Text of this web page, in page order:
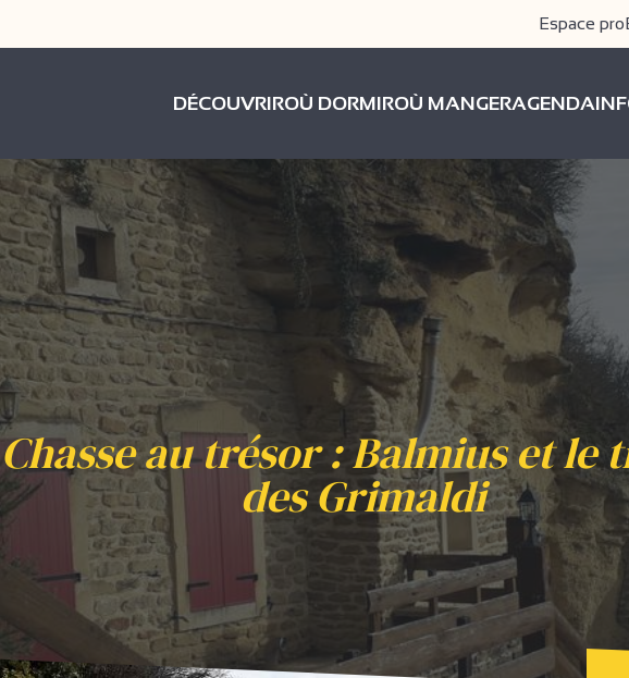
Espace pro
DÉCOUVRIROÙ DORMIROÙ MANGERAGENDA
Chasse au trésor : Balmius et le
des Grimaldi